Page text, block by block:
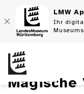
LMW
Ihr
Magische